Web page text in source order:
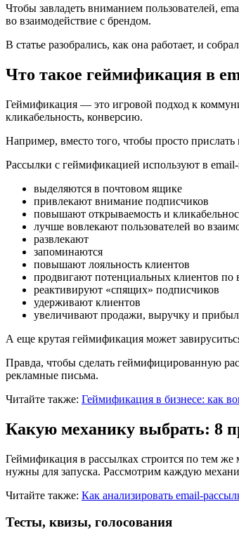
Чтобы завладеть вниманием пользователей,
во взаимодействие с брендом.
В статье разобрались, как она работает, и
Что такое геймификация в
Геймификация — это игровой подход к
кликабельность, конверсию.
Например, вместо того, чтобы просто
Рассылки с геймификацией используют в
выделяются в почтовом ящике
привлекают внимание подписчиков
повышают открываемость и
лучше вовлекают пользователей во
развлекают
запоминаются
повышают лояльность клиентов
продвигают потенциальных клиентов по
реактивируют «спящих» подписчиков
удерживают клиентов
увеличивают продажи, выручку и
А еще крутая геймификация может
Правда, чтобы сделать геймифицированную
рекламные письма.
Читайте также: Геймификация в бизнесе: как
Какую механику выбрать: 8
Геймификация в рассылках строится по тем
нужны для запуска. Рассмотрим каждую
Читайте также: Как анализировать email-
Тесты, квизы, голосования